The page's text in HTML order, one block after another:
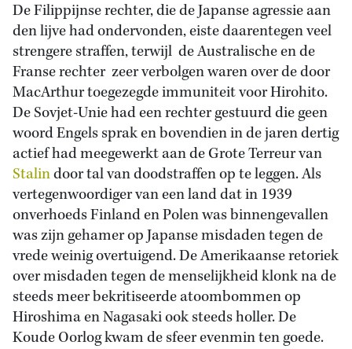
De Filippijnse rechter, die de Japanse agressie aan
den lijve had ondervonden, eiste daarentegen veel
strengere straffen, terwijl de Australische en de
Franse rechter zeer verbolgen waren over de door
MacArthur toegezegde immuniteit voor Hirohito.
De Sovjet-Unie had een rechter gestuurd die geen
woord Engels sprak en bovendien in de jaren dertig
actief had meegewerkt aan de Grote Terreur van
Stalindoor tal van doodstraffen op te leggen. Als
vertegenwoordiger van een land dat in 1939
onverhoeds Finland en Polen was binnengevallen
was zijn gehamer op Japanse misdaden tegen de
vrede weinig overtuigend. De Amerikaanse retoriek
over misdaden tegen de menselijkheid klonk na de
steeds meer bekritiseerde atoombommen op
Hiroshima en Nagasaki ook steeds holler. De
Koude Oorlog kwam de sfeer evenmin ten goede.